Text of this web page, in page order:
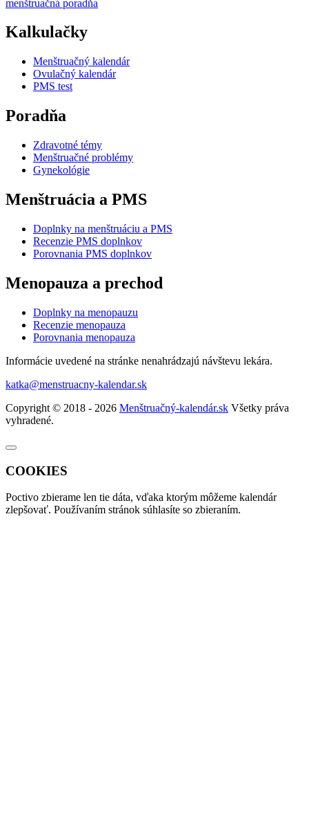
menštruačná poradňa
Kalkulačky
Menštruačný kalendár
Ovulačný kalendár
PMS test
Poradňa
Zdravotné témy
Menštruačné problémy
Gynekológie
Menštruácia a PMS
Doplnky na menštruáciu a PMS
Recenzie PMS doplnkov
Porovnania PMS doplnkov
Menopauza a prechod
Doplnky na menopauzu
Recenzie menopauza
Porovnania menopauza
Informácie uvedené na stránke nenahrádzajú návštevu lekára.
katka@menstruacny-kalendar.sk
Copyright © 2018 - 2026 Menštruačný-kalendár.sk Všetky práva
vyhradené.
COOKIES
Poctivo zbierame len tie dáta, vďaka ktorým môžeme kalendár
zlepšovať. Používaním stránok súhlasíte so zbieraním.